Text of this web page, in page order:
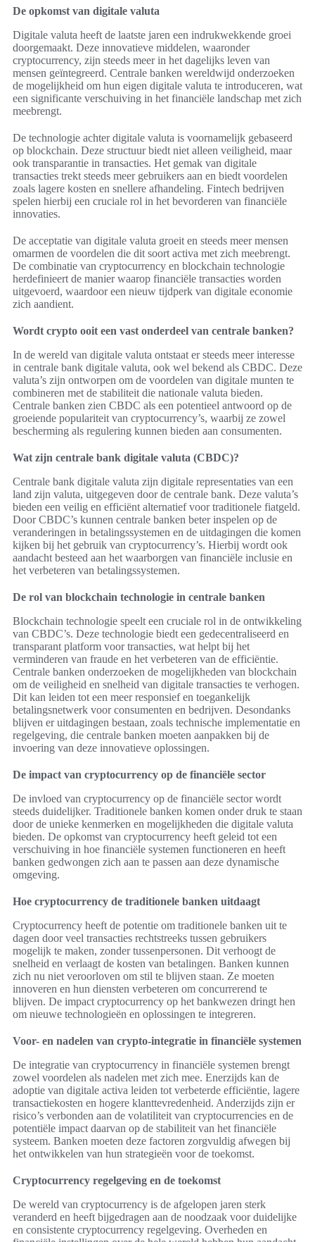
De opkomst van digitale valuta
Digitale valuta heeft de laatste jaren een indrukwekkende groei
doorgemaakt. Deze innovatieve middelen, waaronder
cryptocurrency, zijn steeds meer in het dagelijks leven van
mensen geïntegreerd. Centrale banken wereldwijd onderzoeken
de mogelijkheid om hun eigen digitale valuta te introduceren, wat
een significante verschuiving in het financiële landschap met zich
meebrengt.
De technologie achter digitale valuta is voornamelijk gebaseerd
op blockchain. Deze structuur biedt niet alleen veiligheid, maar
ook transparantie in transacties. Het gemak van digitale
transacties trekt steeds meer gebruikers aan en biedt voordelen
zoals lagere kosten en snellere afhandeling. Fintech bedrijven
spelen hierbij een cruciale rol in het bevorderen van financiële
innovaties.
De acceptatie van digitale valuta groeit en steeds meer mensen
omarmen de voordelen die dit soort activa met zich meebrengt.
De combinatie van cryptocurrency en blockchain technologie
herdefinieert de manier waarop financiële transacties worden
uitgevoerd, waardoor een nieuw tijdperk van digitale economie
zich aandient.
Wordt crypto ooit een vast onderdeel van centrale banken?
In de wereld van digitale valuta ontstaat er steeds meer interesse
in centrale bank digitale valuta, ook wel bekend als CBDC. Deze
valuta’s zijn ontworpen om de voordelen van digitale munten te
combineren met de stabiliteit die nationale valuta bieden.
Centrale banken zien CBDC als een potentieel antwoord op de
groeiende populariteit van cryptocurrency’s, waarbij ze zowel
bescherming als regulering kunnen bieden aan consumenten.
Wat zijn centrale bank digitale valuta (CBDC)?
Centrale bank digitale valuta zijn digitale representaties van een
land zijn valuta, uitgegeven door de centrale bank. Deze valuta’s
bieden een veilig en efficiënt alternatief voor traditionele fiatgeld.
Door CBDC’s kunnen centrale banken beter inspelen op de
veranderingen in betalingssystemen en de uitdagingen die komen
kijken bij het gebruik van cryptocurrency’s. Hierbij wordt ook
aandacht besteed aan het waarborgen van financiële inclusie en
het verbeteren van betalingssystemen.
De rol van blockchain technologie in centrale banken
Blockchain technologie speelt een cruciale rol in de ontwikkeling
van CBDC’s. Deze technologie biedt een gedecentraliseerd en
transparant platform voor transacties, wat helpt bij het
verminderen van fraude en het verbeteren van de efficiëntie.
Centrale banken onderzoeken de mogelijkheden van blockchain
om de veiligheid en snelheid van digitale transacties te verhogen.
Dit kan leiden tot een meer responsief en toegankelijk
betalingsnetwerk voor consumenten en bedrijven. Desondanks
blijven er uitdagingen bestaan, zoals technische implementatie en
regelgeving, die centrale banken moeten aanpakken bij de
invoering van deze innovatieve oplossingen.
De impact van cryptocurrency op de financiële sector
De invloed van cryptocurrency op de financiële sector wordt
steeds duidelijker. Traditionele banken komen onder druk te staan
door de unieke kenmerken en mogelijkheden die digitale valuta
bieden. De opkomst van cryptocurrency heeft geleid tot een
verschuiving in hoe financiële systemen functioneren en heeft
banken gedwongen zich aan te passen aan deze dynamische
omgeving.
Hoe cryptocurrency de traditionele banken uitdaagt
Cryptocurrency heeft de potentie om traditionele banken uit te
dagen door veel transacties rechtstreeks tussen gebruikers
mogelijk te maken, zonder tussenpersonen. Dit verhoogt de
snelheid en verlaagt de kosten van betalingen. Banken kunnen
zich nu niet veroorloven om stil te blijven staan. Ze moeten
innoveren en hun diensten verbeteren om concurrerend te
blijven. De impact cryptocurrency op het bankwezen dringt hen
om nieuwe technologieën en oplossingen te integreren.
Voor- en nadelen van crypto-integratie in financiële systemen
De integratie van cryptocurrency in financiële systemen brengt
zowel voordelen als nadelen met zich mee. Enerzijds kan de
adoptie van digitale activa leiden tot verbeterde efficiëntie, lagere
transactiekosten en hogere klanttevredenheid. Anderzijds zijn er
risico’s verbonden aan de volatiliteit van cryptocurrencies en de
potentiële impact daarvan op de stabiliteit van het financiële
systeem. Banken moeten deze factoren zorgvuldig afwegen bij
het ontwikkelen van hun strategieën voor de toekomst.
Cryptocurrency regelgeving en de toekomst
De wereld van cryptocurrency is de afgelopen jaren sterk
veranderd en heeft bijgedragen aan de noodzaak voor duidelijke
en consistente cryptocurrency regelgeving. Overheden en